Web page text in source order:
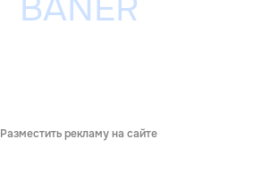
Разместить рекламу на сайте